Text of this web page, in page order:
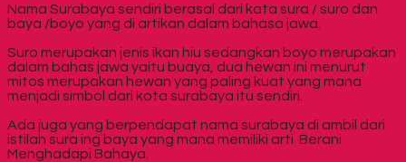
Nama Surabaya sendiri berasal dari kata sura / suro dan
baya /boyo yang di artikan dalam bahasa jawa.
Suro merupakan jenis ikan hiu sedangkan boyo merupakan
dalam bahas jawa yaitu buaya, dua hewan ini menurut
mitos merupakan hewan yang paling kuat yang mana
menjadi simbol dari kota surabaya itu sendiri.
Ada juga yang berpendapat nama surabaya di ambil dari
istilah sura ing baya yang mana memiliki arti Berani
Menghadapi Bahaya.